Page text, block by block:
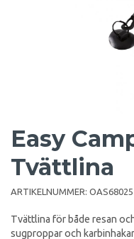
Easy
Tvättlina
ARTIKELNUMMER:
Tvättlina för både resan
sugproppar och